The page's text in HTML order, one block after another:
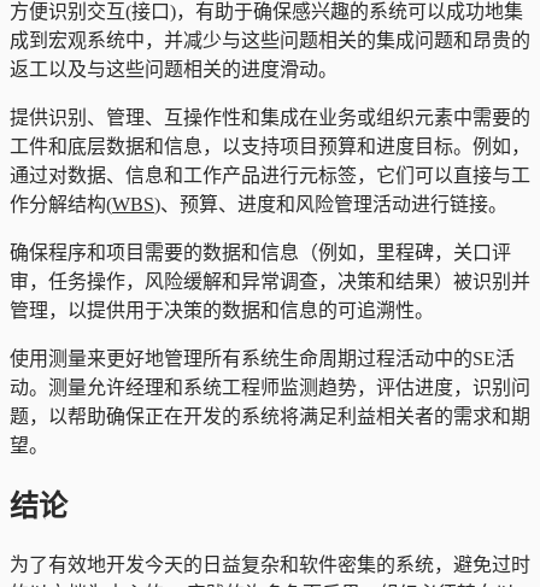
方便识别交互(接口)，有助于确保感兴趣的系统可以成功地集
成到宏观系统中，并减少与这些问题相关的集成问题和昂贵的
返工以及与这些问题相关的进度滑动。
提供识别、管理、互操作性和集成在业务或组织元素中需要的
工件和底层数据和信息，以支持项目预算和进度目标。例如，
通过对数据、信息和工作产品进行元标签，它们可以直接与工
作分解结构(WBS)、预算、进度和风险管理活动进行链接。
确保程序和项目需要的数据和信息（例如，里程碑，关口评
审，任务操作，风险缓解和异常调查，决策和结果）被识别并
管理，以提供用于决策的数据和信息的可追溯性。
使用测量来更好地管理所有系统生命周期过程活动中的SE活
动。测量允许经理和系统工程师监测趋势，评估进度，识别问
题，以帮助确保正在开发的系统将满足利益相关者的需求和期
望。
结论
为了有效地开发今天的日益复杂和软件密集的系统，避免过时